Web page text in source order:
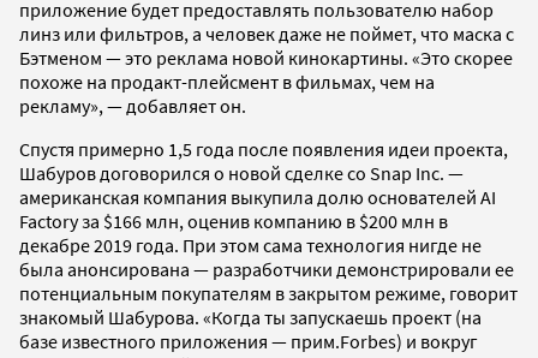
приложение будет предоставлять пользователю набор
линз или фильтров, а человек даже не поймет, что маска с
Бэтменом — это реклама новой кинокартины. «Это скорее
похоже на продакт-плейсмент в фильмах, чем на
рекламу», — добавляет он.
Спустя примерно 1,5 года после появления идеи проекта,
Шабуров договорился о новой сделке со Snap Inc. —
американская компания выкупила долю основателей AI
Factory за $166 млн, оценив компанию в $200 млн в
декабре 2019 года. При этом сама технология нигде не
была анонсирована — разработчики демонстрировали ее
потенциальным покупателям в закрытом режиме, говорит
знакомый Шабурова. «Когда ты запускаешь проект (на
базе известного приложения — прим.Forbes) и вокруг